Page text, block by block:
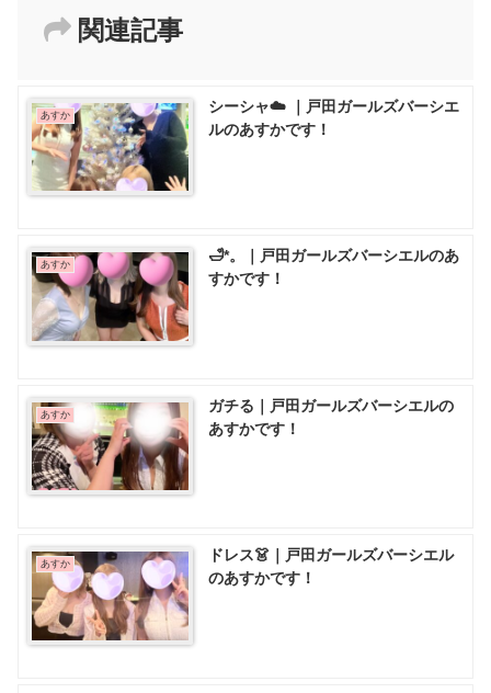
関連記事
あすか
シーシャ☁️ ｜戸田ガールズバーシエ
ルのあすかです！
あすか
🛁*。｜戸田ガールズバーシエルのあ
すかです！
あすか
ガチる｜戸田ガールズバーシエルの
あすかです！
あすか
ドレス👗｜戸田ガールズバーシエル
のあすかです！